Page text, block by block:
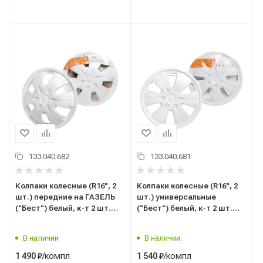
133.040.682
Колпаки колесные (R16", 2
шт.) передние на ГАЗЕЛЬ
("Бест") белый, к-т 2 шт.
В наличии
1 490₽/компл
133.040.681
Колпаки колесные (R16", 2
шт.) универсальные
("Бест") белый, к-т 2 шт.
08)В наличии
1 540₽/компл